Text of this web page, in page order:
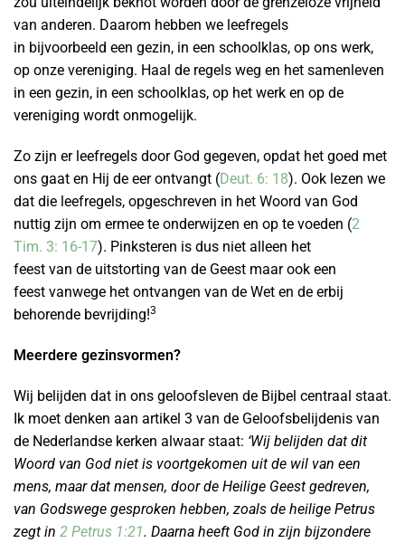
van anderen. Daarom hebben we leefregels
in bijvoorbeeld een gezin, in een schoolklas, op ons werk,
op onze vereniging. Haal de regels weg en het samenleven
in een gezin, in een schoolklas, op het werk en op de
vereniging wordt onmogelijk.
Zo zijn er leefregels door God gegeven, opdat het goed met
ons gaat en Hij de eer ontvangt (Deut. 6: 18). Ook lezen we
dat die leefregels, opgeschreven in het Woord van God
nuttig zijn om ermee te onderwijzen en op te voeden (2
Tim. 3: 16-17). Pinksteren is dus niet alleen het
feest van de uitstorting van de Geest maar ook een
feest vanwege het ontvangen van de Wet en de erbij
behorende bevrijding!3
Meerdere gezinsvormen?
Wij belijden dat in ons geloofsleven de Bijbel centraal staat.
Ik moet denken aan artikel 3 van de Geloofsbelijdenis van
de Nederlandse kerken alwaar staat: ‘Wij belijden dat dit
Woord van God niet is voortgekomen uit de wil van een
mens, maar dat mensen, door de Heilige Geest gedreven,
van Godswege gesproken hebben, zoals de heilige Petrus
zegt in 2 Petrus 1:21. Daarna heeft God in zijn bijzondere